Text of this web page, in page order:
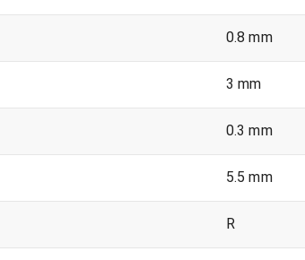
0.8 mm
3 mm
0.3 mm
5.5 mm
R